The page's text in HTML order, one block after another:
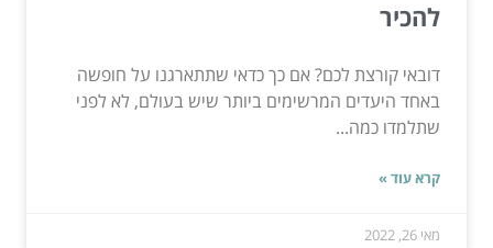
להכיר
דובאי קורצת לכם? אם כך כדאי שתתארגנו על חופשה
באחד היעדים המרשימים ביותר שיש בעולם, לא לפני
שתלמדו כמה...
קרא עוד »
מאי 26, 2022